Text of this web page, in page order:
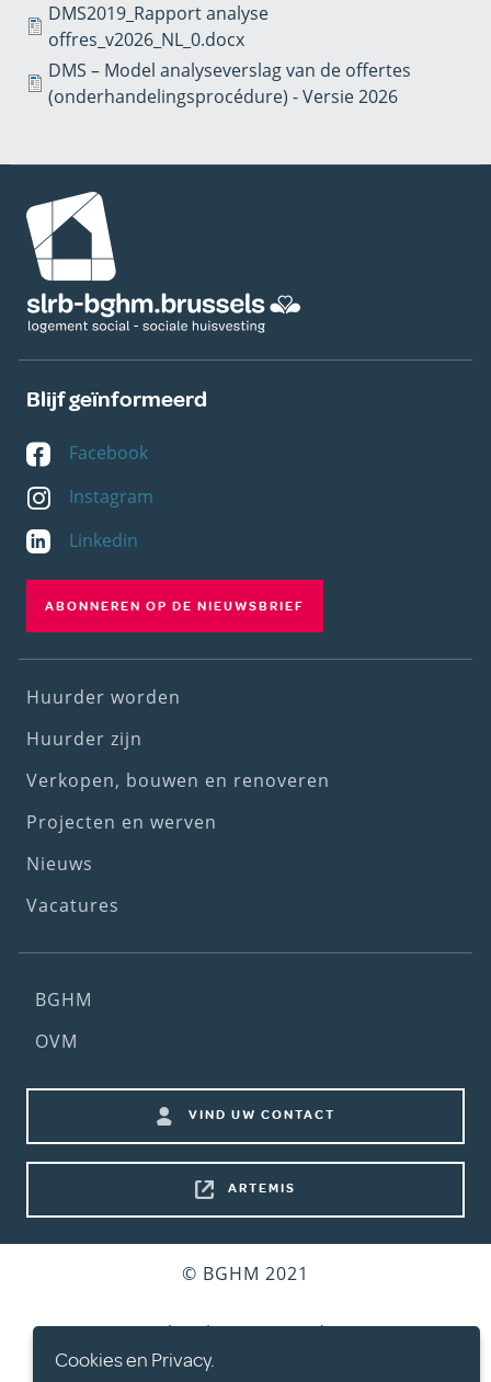
DMS2019_Rapport analyse
offres_v2026_NL_0.docx
DMS – Model analyseverslag van de offertes
(onderhandelingsprocédure) - Versie 2026
Afbeelding
Blijf geïnformeerd
Facebook
Instagram
Linkedin
ABONNEREN OP DE NIEUWSBRIEF
Footer
(1st
menu)
Huurder worden
Huurder zijn
Verkopen, bouwen en renoveren
Projecten en werven
Nieuws
Vacatures
Footer
(2nd
BGHM
OVM
shortcuts
VIND UW CONTACT
ARTEMIS
© BGHM 2021
Gebruiksvoorwaarden
Cookies en Privacy.